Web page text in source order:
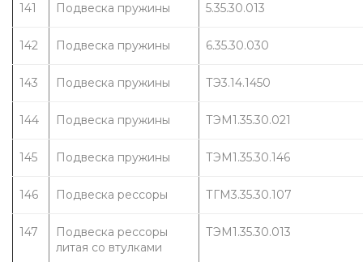
141 Подвеска пружины 5.35.30.013
142 Подвеска пружины 6.35.30.030
143 Подвеска пружины ТЭ3.14.1450
144 Подвеска пружины ТЭМ1.35.30.021
145 Подвеска пружины ТЭМ1.35.30.146
146 Подвеска рессоры ТГМ3.35.30.107
147
Подвеска рессоры
литая со втулками
ТЭМ1.35.30.013